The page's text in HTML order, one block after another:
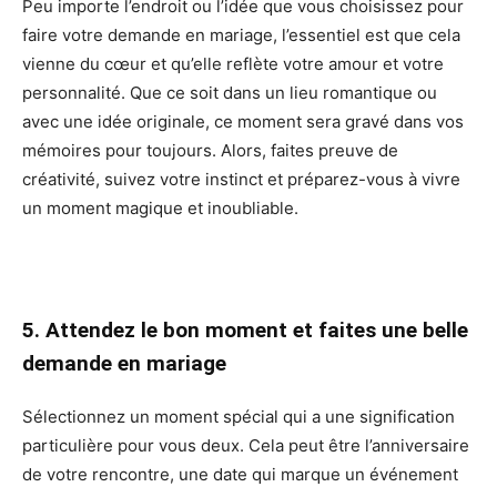
Peu importe l’endroit ou l’idée que vous choisissez pour
faire votre demande en mariage, l’essentiel est que cela
vienne du cœur et qu’elle reflète votre amour et votre
personnalité. Que ce soit dans un lieu romantique ou
avec une idée originale, ce moment sera gravé dans vos
mémoires pour toujours. Alors, faites preuve de
créativité, suivez votre instinct et préparez-vous à vivre
un moment magique et inoubliable.
5. Attendez le bon moment et faites une belle
demande en mariage
Sélectionnez un moment spécial qui a une signification
particulière pour vous deux. Cela peut être l’anniversaire
de votre rencontre, une date qui marque un événement